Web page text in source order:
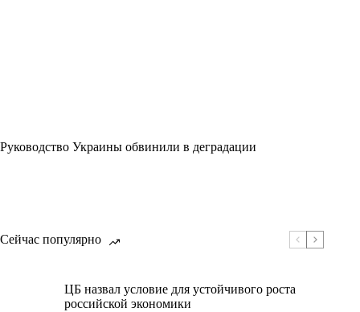
Руководство Украины обвинили в деградации
Сейчас популярно
ЦБ назвал условие для устойчивого роста
российской экономики